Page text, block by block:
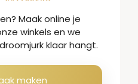
Maak online je
winkels en we
klaar hangt.
maken